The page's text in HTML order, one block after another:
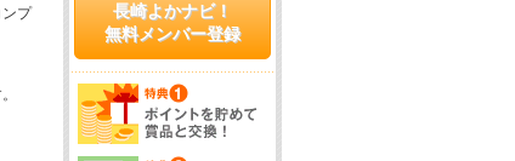
プ
長崎よかナビ！
無料メンバー登録